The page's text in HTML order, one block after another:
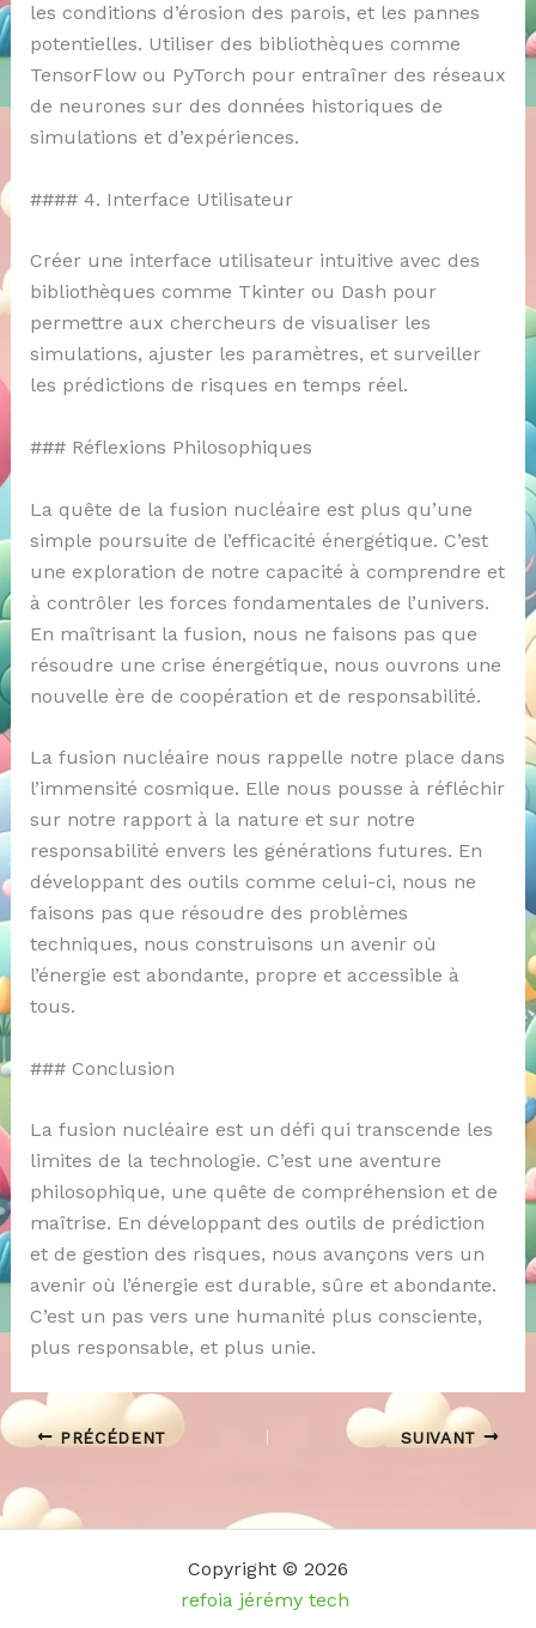
les conditions d’érosion des parois, et les pannes
potentielles. Utiliser des bibliothèques comme
TensorFlow ou PyTorch pour entraîner des réseaux
de neurones sur des données historiques de
simulations et d’expériences.
#### 4. Interface Utilisateur
Créer une interface utilisateur intuitive avec des
bibliothèques comme Tkinter ou Dash pour
permettre aux chercheurs de visualiser les
simulations, ajuster les paramètres, et surveiller
les prédictions de risques en temps réel.
### Réflexions Philosophiques
La quête de la fusion nucléaire est plus qu’une
simple poursuite de l’efficacité énergétique. C’est
une exploration de notre capacité à comprendre et
à contrôler les forces fondamentales de l’univers.
En maîtrisant la fusion, nous ne faisons pas que
résoudre une crise énergétique, nous ouvrons une
nouvelle ère de coopération et de responsabilité.
La fusion nucléaire nous rappelle notre place dans
l’immensité cosmique. Elle nous pousse à réfléchir
sur notre rapport à la nature et sur notre
responsabilité envers les générations futures. En
développant des outils comme celui-ci, nous ne
faisons pas que résoudre des problèmes
techniques, nous construisons un avenir où
l’énergie est abondante, propre et accessible à
tous.
### Conclusion
La fusion nucléaire est un défi qui transcende les
limites de la technologie. C’est une aventure
philosophique, une quête de compréhension et de
maîtrise. En développant des outils de prédiction
et de gestion des risques, nous avançons vers un
avenir où l’énergie est durable, sûre et abondante.
C’est un pas vers une humanité plus consciente,
plus responsable, et plus unie.
PRÉCÉDENT SUIVANT
Copyright © 2026
refoia jérémy tech